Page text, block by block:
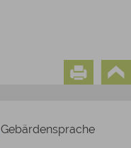
Gebärdensprache